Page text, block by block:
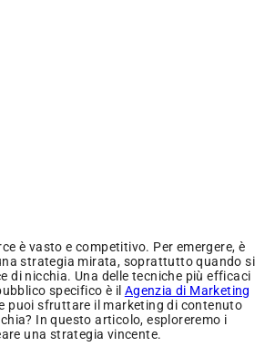
è vasto e competitivo. Per emergere, è
strategia mirata, soprattutto quando si
di nicchia. Una delle tecniche più efficaci
specifico è il Agenzia di Marketing
puoi sfruttare il marketing di contenuto
In questo articolo, esploreremo i
una strategia vincente.